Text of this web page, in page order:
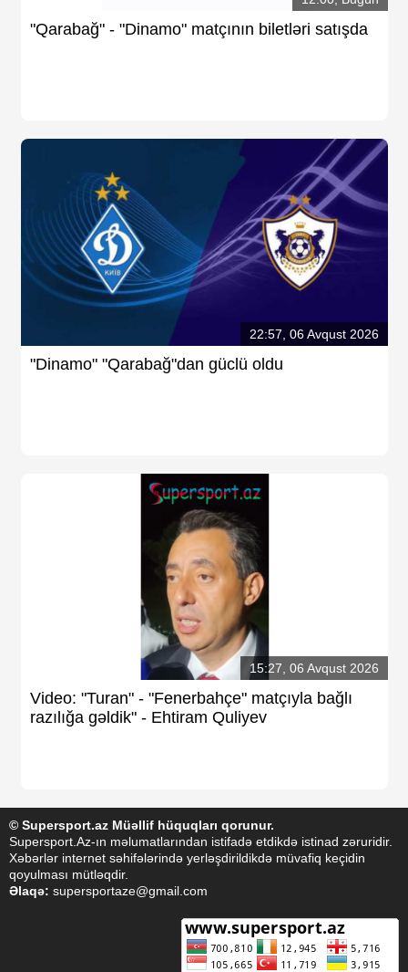
"Qarabağ" - "Dinamo" matçının biletləri satışda
22:57, 06 Avqust 2026
"Dinamo" "Qarabağ"dan güclü oldu
15:27, 06 Avqust 2026
Video: "Turan" - "Fenerbahçe" matçıyla bağlı
razılığa gəldik" - Ehtiram Quliyev
© Supersport.az Müəllif hüquqları qorunur.
Supersport.Az-ın məlumatlarından istifadə etdikdə istinad zəruridir.
Xəbərlər internet səhifələrində yerləşdirildikdə müvafiq keçidin
qoyulması mütləqdir.
Əlaqə: supersportaze@gmail.com